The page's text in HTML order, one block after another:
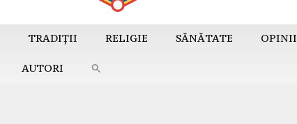
TRADIȚII RELIGIE SĂNĂTATE OPINII
AUTORI